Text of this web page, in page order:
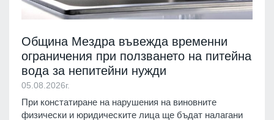
Община Мездра въвежда временни
ограничения при ползването на питейна
вода за непитейни нужди
05.08.2026г.
При констатиране на нарушения на виновните
физически и юридическите лица ще бъдат налагани